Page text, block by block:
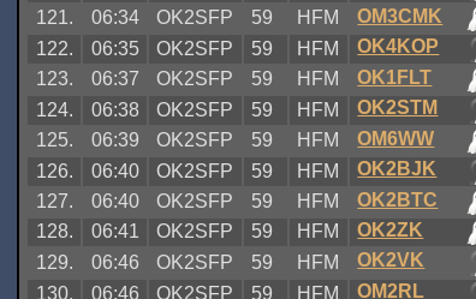
121.
06:34 OK2SFP 59 HFM OM3CMK
122.
06:35 OK2SFP 59 HFM OK4KOP
123.
06:37 OK2SFP 59 HFM OK1FLT
124.
06:38 OK2SFP 59 HFM OK2STM
125.
06:39 OK2SFP 59 HFM OM6WW
126.
06:40 OK2SFP 59 HFM OK2BJK
127.
06:40 OK2SFP 59 HFM OK2BTC
128.
06:41 OK2SFP 59 HFM OK2ZK
129.
06:46 OK2SFP 59 HFM OK2VK
130.
06:46 OK2SFP 59 HFM OM2RL